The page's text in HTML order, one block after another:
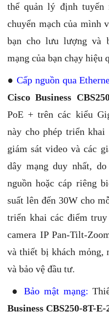
thể quản lý định
chuyển mạch của mình
bạn cho lưu lượng và
mạng của bạn chạy hiệu
● Cấp nguồn qua
Cisco Business
PoE + trên các kiểu
này cho phép triển khai
giám sát video và các
dây mạng duy nhất,
nguồn hoặc cáp riêng
suất lên đến 30W cho
triển khai các điểm truy
camera IP Pan-Tilt-
và thiết bị khách mỏng,
và bảo vệ đầu tư.
● Bảo mật mạng:
Business CBS250-8T-E-